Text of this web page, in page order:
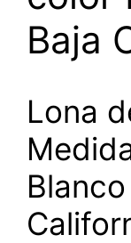
Baja
Lona